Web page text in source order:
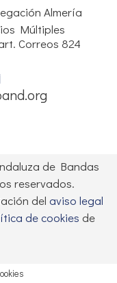
Almería
Múltiples
Correos 824
de Bandas
reservados.
del aviso legal
de cookies de